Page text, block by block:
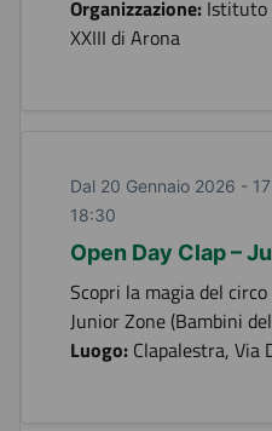
Organizzazione: Istituto
XXIII di Arona
Dal 20 Gennaio 2026 -
18:30
Open Day Clap –
Scopri la magia del circo
Junior Zone (Bambini
Luogo: Clapalestra,